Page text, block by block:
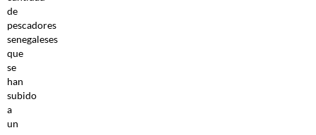
de
pescadores
senegaleses
que
se
han
subido
a
un